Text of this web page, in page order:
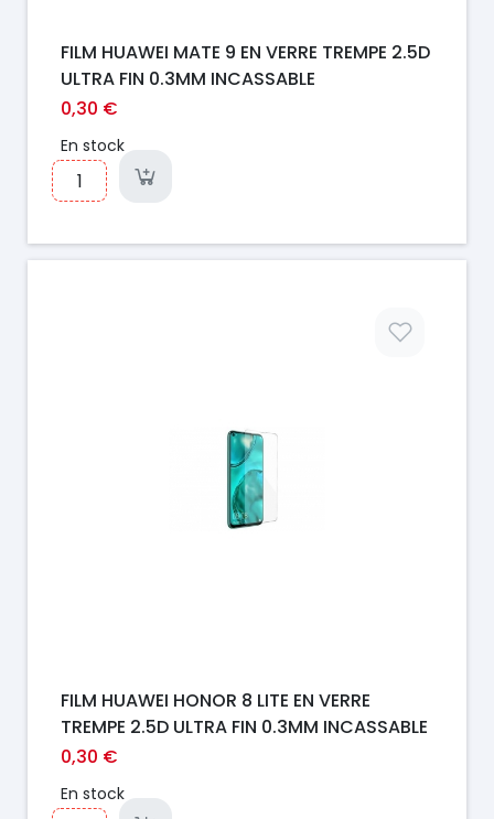
FILM HUAWEI MATE 9 EN VERRE TREMPE 2.5D
ULTRA FIN 0.3MM INCASSABLE
0,30 €
En stock
FILM HUAWEI HONOR 8 LITE EN VERRE
TREMPE 2.5D ULTRA FIN 0.3MM INCASSABLE
0,30 €
En stock